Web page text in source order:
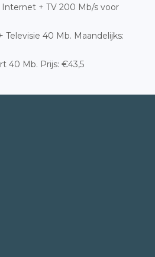
Internet + TV 200 Mb/s voor
Televisie 40 Mb. Maandelijks:
40 Mb. Prijs: €43,5